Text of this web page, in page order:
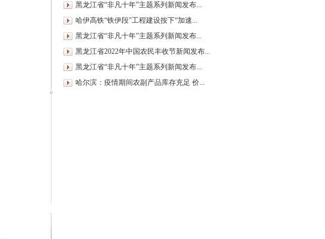
黑龙江省“非凡十年”主题系列新闻发布...
哈伊高铁“铁伊段”工程建设按下“加速...
黑龙江省“非凡十年”主题系列新闻发布...
黑龙江省2022年中国农民丰收节新闻发布...
黑龙江省“非凡十年”主题系列新闻发布...
哈尔滨：疫情期间农副产品库存充足 价...